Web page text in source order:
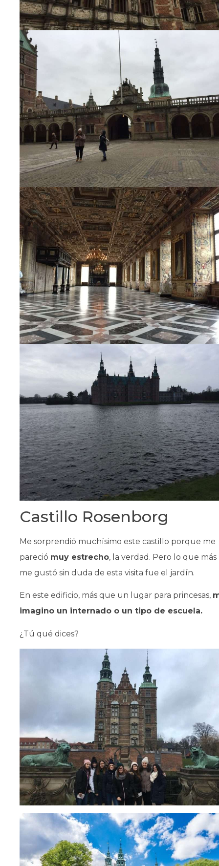
Castillo Rosenborg
Me sorprendió muchísimo este castillo porque me
pareció muy estrecho, la verdad. Pero lo que más
me gustó sin duda de esta visita fue el jardín.
En este edificio, más que un lugar para princesas,
imagino un internado o un tipo de escuela.
¿Tú qué dices?